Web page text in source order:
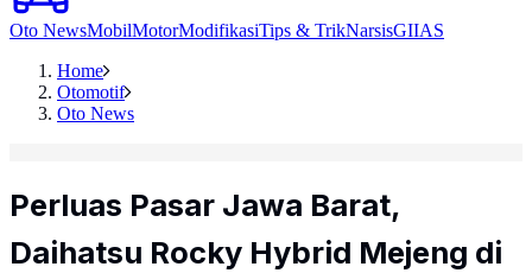
Oto NewsMobilMotorModifikasiTips & TrikNarsisGIIAS
Home
Otomotif
Oto News
Perluas Pasar Jawa Barat,
Daihatsu Rocky Hybrid Mejeng di